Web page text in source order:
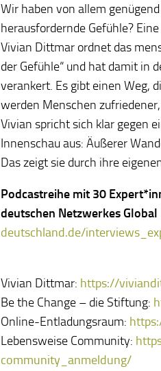
Wir haben von allem
herausfordernde Gefühle?
Vivian Dittmar ordnet das
der Gefühle“ und hat damit in
verankert. Es gibt einen Weg,
werden Menschen
Vivian spricht sich klar gegen
Innenschau aus: Äußerer
Das zeigt sie durch ihre
Podcastreihe mit 30
deutschen Netzwerkes
deutschland.de/
Vivian Dittmar: https://
Be the Change – die Stiftung:
Online-Entladungsraum:
Lebensweise Community:
community_anmeldung/